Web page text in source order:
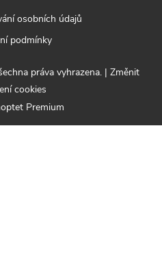
osobních údajů
podmínky
Premium
práva vyhrazena. | Změnit
cookies